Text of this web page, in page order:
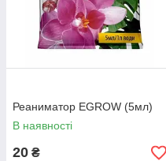
Реаниматор EGROW (5мл)
В наявності
20 ₴